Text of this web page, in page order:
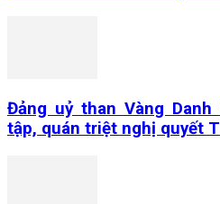
Đảng uỷ than Vàng
tập, quán triệt nghị quyết